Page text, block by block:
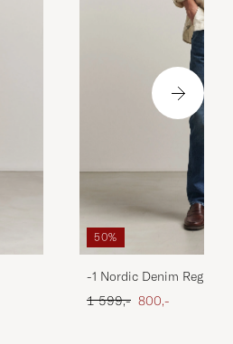
50%
-1 Nordic Denim Regular
Ordinær pris
1 599,- Nedsatt pris
800,-